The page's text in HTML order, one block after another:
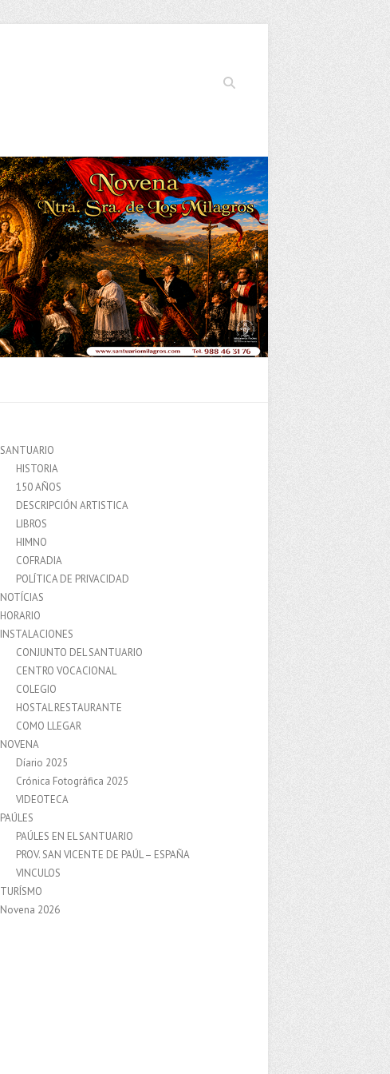
Buscar
SANTUARIO
HISTORIA
150 AÑOS
DESCRIPCIÓN ARTISTICA
LIBROS
HIMNO
COFRADIA
POLÍTICA DE PRIVACIDAD
NOTÍCIAS
HORARIO
INSTALACIONES
CONJUNTO DEL SANTUARIO
CENTRO VOCACIONAL
COLEGIO
HOSTAL RESTAURANTE
COMO LLEGAR
NOVENA
Díario 2025
Crónica Fotográfica 2025
VIDEOTECA
PAÚLES
PAÚLES EN EL SANTUARIO
PROV. SAN VICENTE DE PAÚL – ESPAÑA
VINCULOS
TURÍSMO
Novena 2026